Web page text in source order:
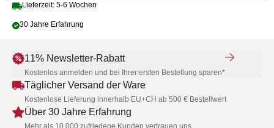
Lieferzeit: 5-6 Wochen
30 Jahre Erfahrung
11% Newsletter-Rabatt
Kostenlos anmelden und bei Ihrer ersten Bestellung sparen*
Täglicher Versand der Ware
Kostenlose Lieferung innerhalb EU+CH ab 500 € Bestellwert
Über 30 Jahre Erfahrung
Mehr als 10.000 zufriedene Kunden vertrauen uns